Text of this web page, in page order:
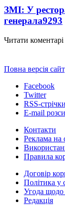
ЗМІ: У
генерала9293
Читати коментарі
Повна версія
Facebook
Twitter
RSS-стрічки
E-mail
Контакти
Реклама на
Правила
Договір
Політика у
Угода щодо
Редакція